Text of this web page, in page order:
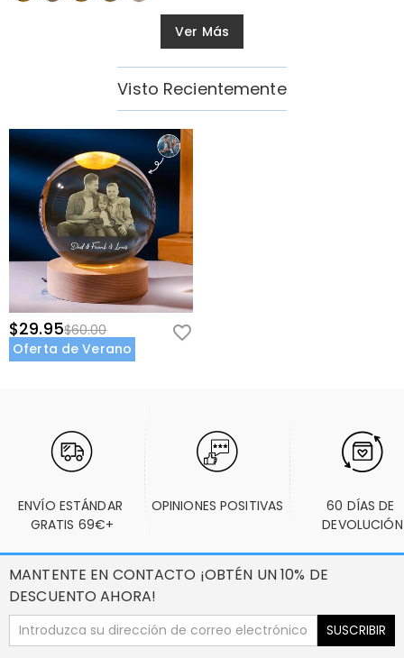
Ver Más
Visto Recientemente
$29.95$60.00
Oferta de Verano
ENVÍO ESTÁNDAR
GRATIS 69€+
OPINIONES POSITIVAS
60 DÍAS DE
DEVOLUCIÓN
MANTENTE EN CONTACTO ¡OBTÉN UN 10% DE
DESCUENTO AHORA!
SUSCRIBIR